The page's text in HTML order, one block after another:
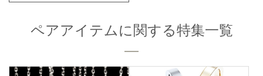
ペアアイテムに関する特集一覧